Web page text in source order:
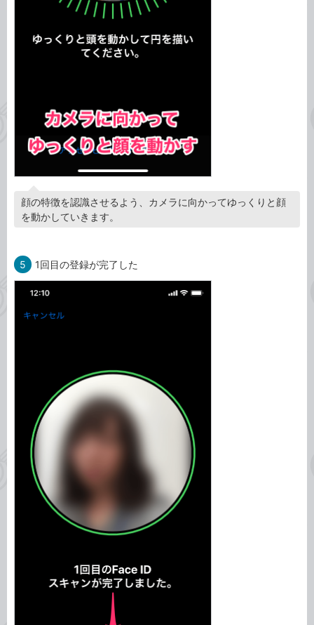
顔の特徴を認識させるよう、カメラに向かってゆっくりと顔
を動かしていきます。
5 1回目の登録が完了した